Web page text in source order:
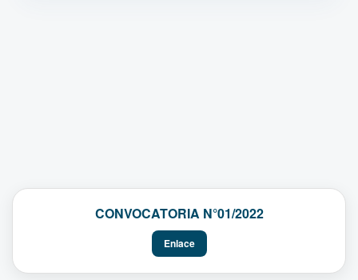
CONVOCATORIA N°01/2022
Enlace